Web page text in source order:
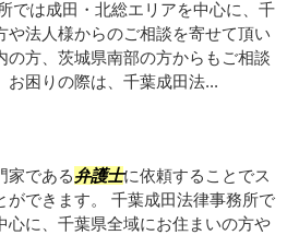
では成田・北総エリアを中心に、千
や法人様からのご相談を寄せて頂い
の方、茨城県南部の方からもご相談
お困りの際は、千葉成田法...
家である弁護士に依頼することでス
ができます。 千葉成田法律事務所で
心に、千葉県全域にお住まいの方や